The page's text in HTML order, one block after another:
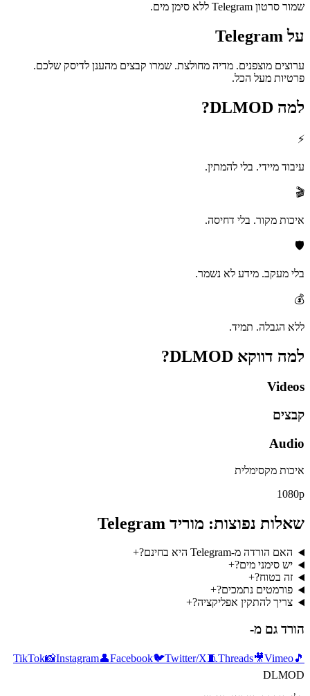
שמור סרטון Telegram ללא סימן מים.
על Telegram
ערוצים מוצפנים. מדיה מחולצת. שמרו קבצים מהענן לדיסק שלכם.
פרטיות מעל הכל.
למה DLMOD?
⚡
עיבוד מיידי. בלי להמתין.
🎬
איכות מקור. בלי דחיסה.
🛡️
בלי מעקב. מידע לא נשמר.
💰
ללא הגבלה. תמיד.
למה דווקא DLMOD?
Videos
קבצים
Audio
איכות מקסימלית
1080p
שאלות נפוצות: מוריד Telegram
האם הורדה מ-Telegram היא בחינם?
+
יש סימני מים?+
זה בטוח?+
פורמטים נתמכים?+
צריך להתקין אפליקציה?+
הורד גם מ-
🎵
TikTok📸Instagram👤Facebook🐦Twitter/X🧵Threads🎥Vimeo
DLMOD